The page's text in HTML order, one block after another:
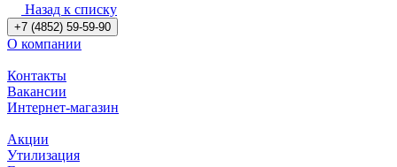
Назад к списку
+7 (4852) 59-59-90
О компании
Контакты
Вакансии
Интернет-магазин
Акции
Утилизация